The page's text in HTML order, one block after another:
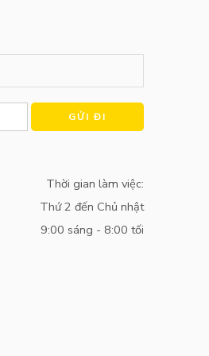
Alternative:
Thời gian làm việc:
Thứ 2 đến Chủ nhật
9:00 sáng - 8:00 tối